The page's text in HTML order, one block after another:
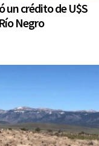
un crédito de U$S
Negro